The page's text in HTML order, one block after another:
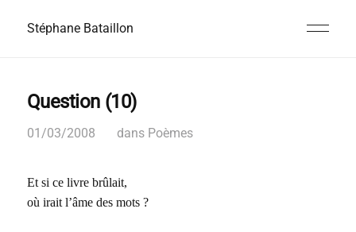
Stéphane Bataillon
Question (10)
01/03/2008 dans Poèmes
Et si ce livre brûlait,
où irait l’âme des mots ?